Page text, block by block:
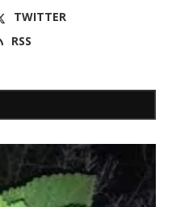
TWITTER
RSS